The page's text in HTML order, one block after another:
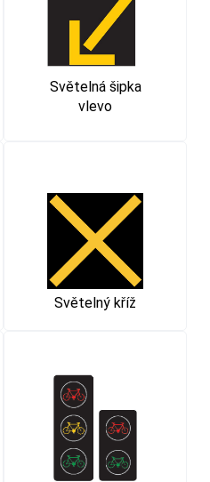
Světelná šipka
vlevo
Světelný kříž